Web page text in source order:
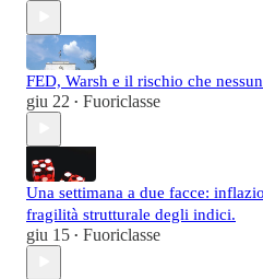
FED, Warsh e il rischio che
giu 22 • Fuoriclasse
Una settimana a due facce:
fragilità strutturale degli indici.
giu 15 • Fuoriclasse